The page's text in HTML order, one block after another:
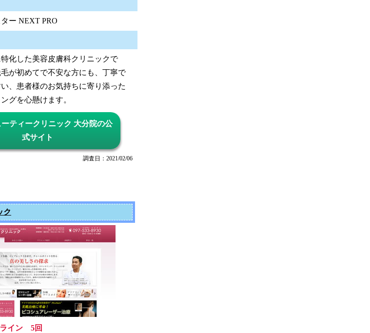
ー NEXT PRO
化した美容皮膚科クリニックで
が初めてで不安な方にも、丁寧で
、患者様のお気持ちに寄り添った
グを心懸けます。
ティークリニック 大分院の公
式サイト
調査日：2021/02/06
ク
イン 5回